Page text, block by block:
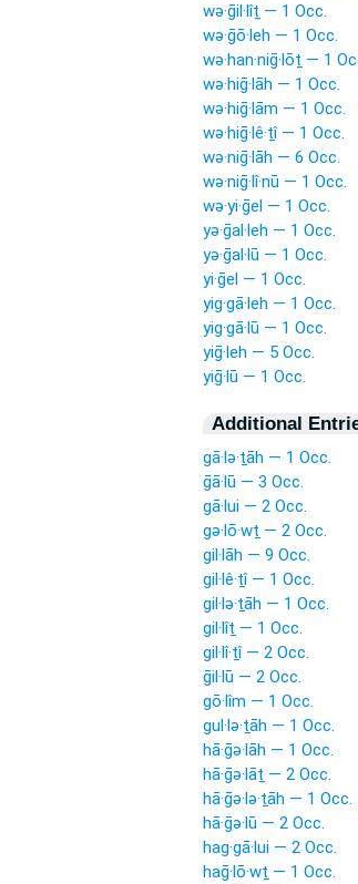
wə·ḡil·lîṯ — 1 Occ.
wə·ḡō·leh — 1 Occ.
wə·han·niḡ·lōṯ — 1
wə·hiḡ·lāh — 1 Occ.
wə·hiḡ·lām — 1 Occ.
wə·hiḡ·lê·ṯî — 1 Occ.
wə·niḡ·lāh — 6 Occ.
wə·niḡ·lî·nū — 1 Occ.
wə·yi·ḡel — 1 Occ.
yə·ḡal·leh — 1 Occ.
yə·ḡal·lū — 1 Occ.
yi·ḡel — 1 Occ.
yig·gā·leh — 1 Occ.
yig·gā·lū — 1 Occ.
yiḡ·leh — 5 Occ.
yiḡ·lū — 1 Occ.
Additional
gā·lə·ṯāh — 1 Occ.
ḡā·lū — 3 Occ.
gā·lui — 2 Occ.
gə·lō·wṯ — 2 Occ.
gil·lāh — 9 Occ.
gil·lê·ṯî — 1 Occ.
gil·lə·ṯāh — 1 Occ.
gil·lîṯ — 1 Occ.
gil·lî·ṯî — 2 Occ.
ḡil·lū — 2 Occ.
gō·lîm — 1 Occ.
gul·lə·ṯāh — 1 Occ.
hā·ḡə·lāh — 1 Occ.
hā·ḡə·lāṯ — 2 Occ.
hā·ḡə·lə·ṯāh — 1 Occ.
hā·ḡə·lū — 2 Occ.
hag·gā·lui — 2 Occ.
haḡ·lō·wṯ — 1 Occ.